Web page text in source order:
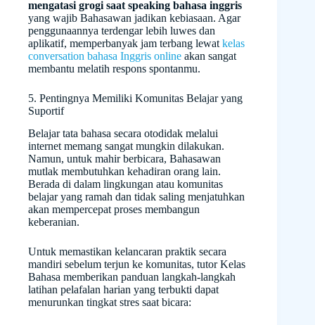
mengatasi grogi saat speaking bahasa inggris
yang wajib Bahasawan jadikan kebiasaan. Agar
penggunaannya terdengar lebih luwes dan
aplikatif, memperbanyak jam terbang lewat kelas
conversation bahasa Inggris online akan sangat
membantu melatih respons spontanmu.
5. Pentingnya Memiliki Komunitas Belajar yang
Suportif
Belajar tata bahasa secara otodidak melalui
internet memang sangat mungkin dilakukan.
Namun, untuk mahir berbicara, Bahasawan
mutlak membutuhkan kehadiran orang lain.
Berada di dalam lingkungan atau komunitas
belajar yang ramah dan tidak saling menjatuhkan
akan mempercepat proses membangun
keberanian.
Untuk memastikan kelancaran praktik secara
mandiri sebelum terjun ke komunitas, tutor Kelas
Bahasa memberikan panduan langkah-langkah
latihan pelafalan harian yang terbukti dapat
menurunkan tingkat stres saat bicara: